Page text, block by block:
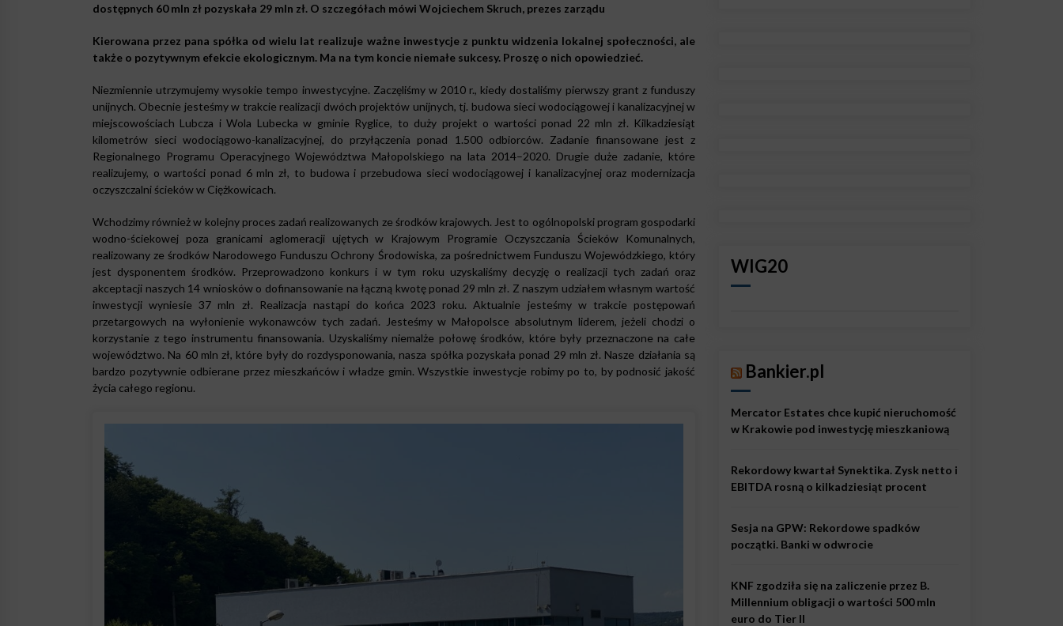
dostępnych 60 mln zł pozyskała 29 mln zł. O szczegółach mówi Wojciechem Skruch, prezes zarządu
Kierowana przez pana spółka od wielu lat realizuje ważne inwestycje z punktu widzenia lokalnej społeczności, ale
także o pozytywnym efekcie ekologicznym. Ma na tym koncie niemałe sukcesy. Proszę o nich opowiedzieć.
Niezmiennie utrzymujemy wysokie tempo inwestycyjne. Zaczęliśmy w 2010 r., kiedy dostaliśmy pierwszy grant z funduszy
unijnych. Obecnie jesteśmy w trakcie realizacji dwóch projektów unijnych, tj. budowa sieci wodociągowej i kanalizacyjnej w
miejscowościach Lubcza i Wola Lubecka w gminie Ryglice, to duży projekt o wartości ponad 22 mln zł. Kilkadziesiąt
kilometrów sieci wodociągowo-kanalizacyjnej, do przyłączenia ponad 1.500 odbiorców. Zadanie finansowane jest z
Regionalnego Programu Operacyjnego Województwa Małopolskiego na lata 2014–2020. Drugie duże zadanie, które
realizujemy, o wartości ponad 6 mln zł, to budowa i przebudowa sieci wodociągowej i kanalizacyjnej oraz modernizacja
oczyszczalni ścieków w Ciężkowicach.
Wchodzimy również w kolejny proces zadań realizowanych ze środków krajowych. Jest to ogólnopolski program gospodarki
wodno-ściekowej poza granicami aglomeracji ujętych w Krajowym Programie Oczyszczania Ścieków Komunalnych,
realizowany ze środków Narodowego Funduszu Ochrony Środowiska, za pośrednictwem Funduszu Wojewódzkiego, który
jest dysponentem środków. Przeprowadzono konkurs i w tym roku uzyskaliśmy decyzję o realizacji tych zadań oraz
akceptacji naszych 14 wniosków o dofinansowanie na łączną kwotę ponad 29 mln zł. Z naszym udziałem własnym wartość
inwestycji wyniesie 37 mln zł. Realizacja nastąpi do końca 2023 roku. Aktualnie jesteśmy w trakcie postępowań
przetargowych na wyłonienie wykonawców tych zadań. Jesteśmy w Małopolsce absolutnym liderem, jeżeli chodzi o
korzystanie z tego instrumentu finansowania. Uzyskaliśmy niemalże połowę środków, które były przeznaczone na całe
województwo. Na 60 mln zł, które były do rozdysponowania, nasza spółka pozyskała ponad 29 mln zł. Nasze działania są
bardzo pozytywnie odbierane przez mieszkańców i władze gmin. Wszystkie inwestycje robimy po to, by podnosić jakość
życia całego regionu.
WIG20
Bankier.pl
Mercator Estates chce kupić nieruchomość
w Krakowie pod inwestycję mieszkaniową
Rekordowy kwartał Synektika. Zysk netto i
EBITDA rosną o kilkadziesiąt procent
Sesja na GPW: Rekordowe spadków
początki. Banki w odwrocie
KNF zgodziła się na zaliczenie przez B.
Millennium obligacji o wartości 500 mln
euro do Tier II